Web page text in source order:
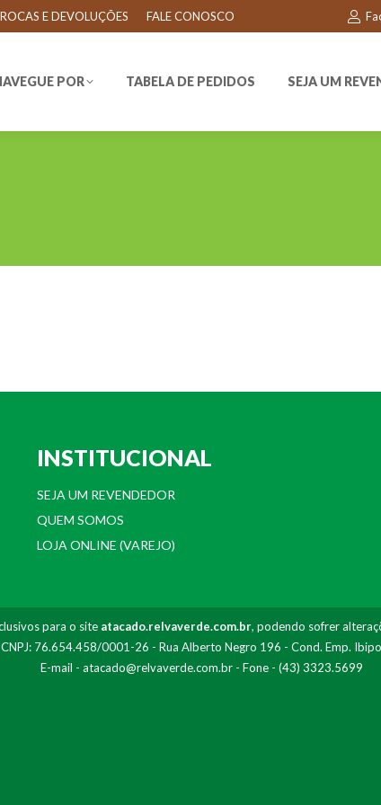
E DEVOLUÇÕES FALE CONOSCO
POR TABELA DE PEDIDOS SEJA UM
INSTITUCIONAL
SEJA UM REVENDEDOR
QUEM SOMOS
LOJA ONLINE (VAREJO)
para o site atacado.relvaverde.com.br, podendo sofrer
CNPJ: 76.654.458/0001-26 - Rua Alberto Negro 196 - Cond. Emp.
E-mail - atacado@relvaverde.com.br- Fone - (43) 3323.5699
POR TABELA DE PEDIDOS SEJA UM